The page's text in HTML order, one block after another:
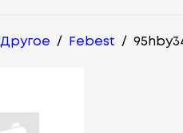
Другое / Febest /